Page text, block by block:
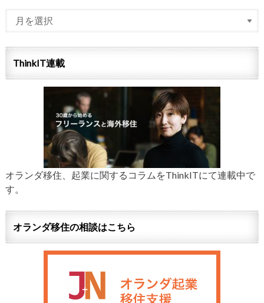
ThinkIT連載
オランダ移住、起業に関するコラムをThinkITにて連載中で
す。
オランダ移住の相談はこちら